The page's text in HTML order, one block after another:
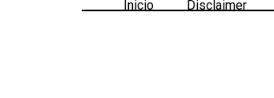
Inicio Disclaimer